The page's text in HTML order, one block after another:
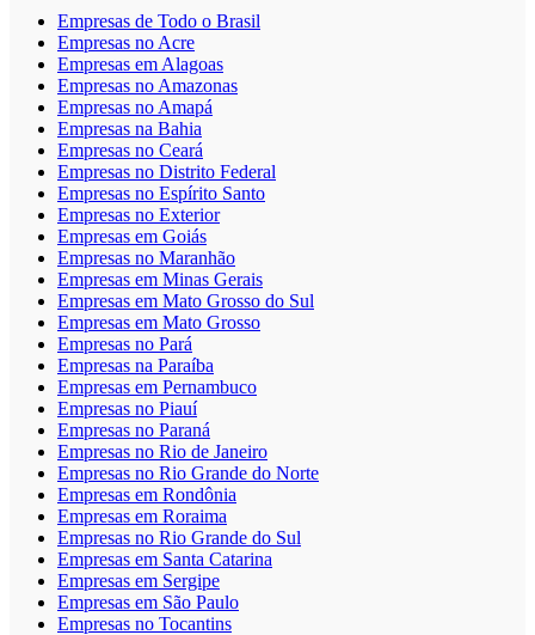
Empresas de Todo o Brasil
Empresas no Acre
Empresas em Alagoas
Empresas no Amazonas
Empresas no Amapá
Empresas na Bahia
Empresas no Ceará
Empresas no Distrito Federal
Empresas no Espírito Santo
Empresas no Exterior
Empresas em Goiás
Empresas no Maranhão
Empresas em Minas Gerais
Empresas em Mato Grosso do Sul
Empresas em Mato Grosso
Empresas no Pará
Empresas na Paraíba
Empresas em Pernambuco
Empresas no Piauí
Empresas no Paraná
Empresas no Rio de Janeiro
Empresas no Rio Grande do Norte
Empresas em Rondônia
Empresas em Roraima
Empresas no Rio Grande do Sul
Empresas em Santa Catarina
Empresas em Sergipe
Empresas em São Paulo
Empresas no Tocantins